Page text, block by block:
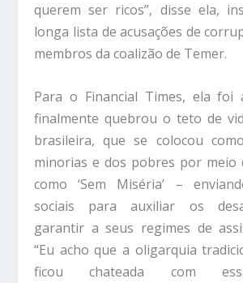
querem ser ricos”, disse ela,
longa lista de acusações de
membros da coalizão de Temer.
Para o Financial Times, ela foi
finalmente quebrou o teto de
brasileira, que se colocou
minorias e dos pobres por meio
como ‘Sem Miséria’ –
sociais para auxiliar os
garantir a seus regimes de
“Eu acho que a oligarquia
ficou chateada com